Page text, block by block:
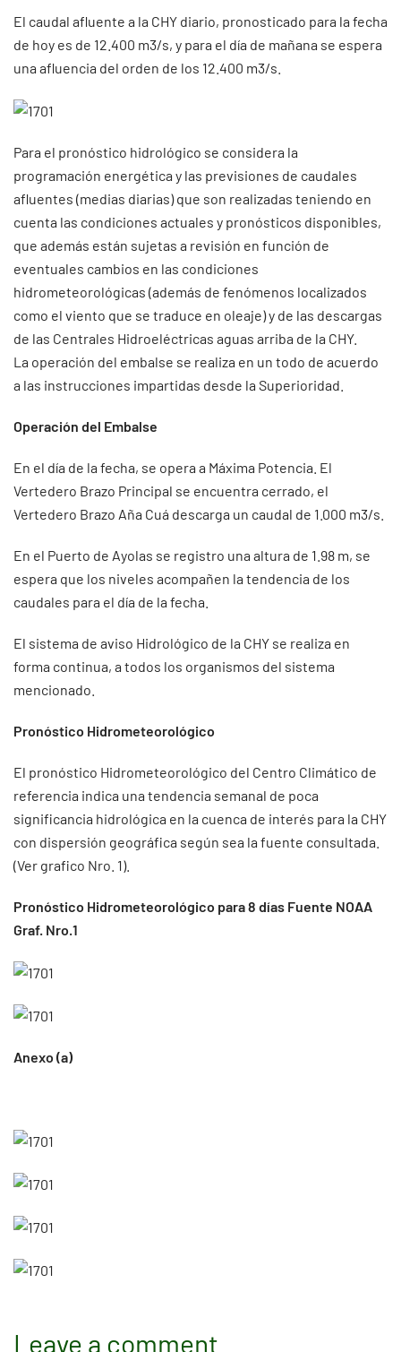
El caudal afluente a la CHY diario, pronosticado para la fecha
de hoy es de 12.400 m3/s, y para el día de mañana se espera
una afluencia del orden de los 12.400 m3/s.
Para el pronóstico hidrológico se considera la
programación energética y las previsiones de caudales
afluentes (medias diarias) que son realizadas teniendo en
cuenta las condiciones actuales y pronósticos disponibles,
que además están sujetas a revisión en función de
eventuales cambios en las condiciones
hidrometeorológicas (además de fenómenos localizados
como el viento que se traduce en oleaje) y de las descargas
de las Centrales Hidroeléctricas aguas arriba de la CHY.
La operación del embalse se realiza en un todo de acuerdo
a las instrucciones impartidas desde la Superioridad.
Operación del Embalse
En el día de la fecha, se opera a Máxima Potencia. El
Vertedero Brazo Principal se encuentra cerrado, el
Vertedero Brazo Aña Cuá descarga un caudal de 1.000 m3/s.
En el Puerto de Ayolas se registro una altura de 1.98 m, se
espera que los niveles acompañen la tendencia de los
caudales para el día de la fecha.
El sistema de aviso Hidrológico de la CHY se realiza en
forma continua, a todos los organismos del sistema
mencionado.
Pronóstico Hidrometeorológico
El pronóstico Hidrometeorológico del Centro Climático de
referencia indica una tendencia semanal de poca
significancia hidrológica en la cuenca de interés para la CHY
con dispersión geográfica según sea la fuente consultada.
(Ver grafico Nro. 1).
Pronóstico Hidrometeorológico para 8 días Fuente NOAA
Graf. Nro.1
Anexo (a)
Leave a comment